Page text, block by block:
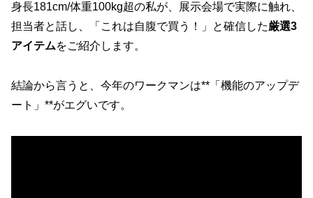
身長181cm/体重100kg超の私が、展示会場で実際に触れ、
担当者と話し、「これは自腹で買う！」と確信した厳選3
アイテムをご紹介します。
結論から言うと、今年のワークマンは**「機能のアップデ
ート」**がエグいです。